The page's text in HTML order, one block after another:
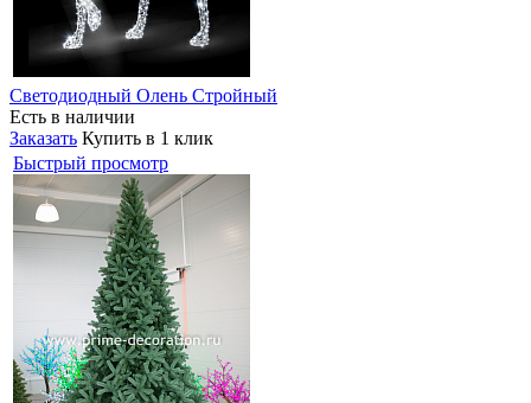
Светодиодный Олень Стройный
Есть в наличии
Заказать Купить в 1 клик
Быстрый просмотр